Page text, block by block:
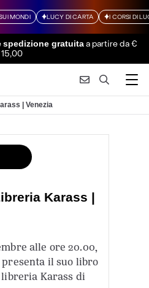
MONDI LUCY DI CARTA I CORSI DI
spedizione gratuitaa partire da €
15,00
| Venezia
Karass |
alle ore 20.00,
presenta il suo libro
Karass di